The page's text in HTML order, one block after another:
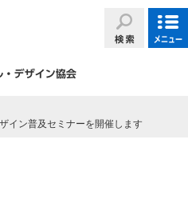
イン普及セミナーを開催します